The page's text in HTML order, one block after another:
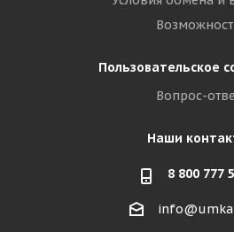
Пользовательское
Вопрос-
Наши
8 800 777